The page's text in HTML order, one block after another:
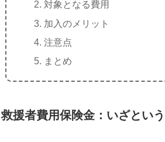
対象となる費用
加入のメリット
注意点
まとめ
救援者費用保険金：いざとい